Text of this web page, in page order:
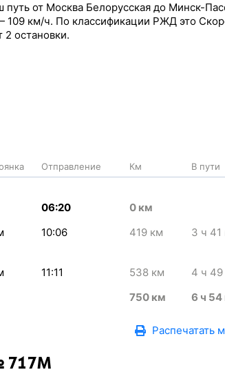
путь от Москва Белорусская до Минск-
109 км/ч. По классификации РЖД это
остановки.
Отправление Км В пути
06:20 0 км
10:06 419 км 3 ч 41
11:11 538 км 4 ч 49
750 км 6 ч 54
Распечатать
717М